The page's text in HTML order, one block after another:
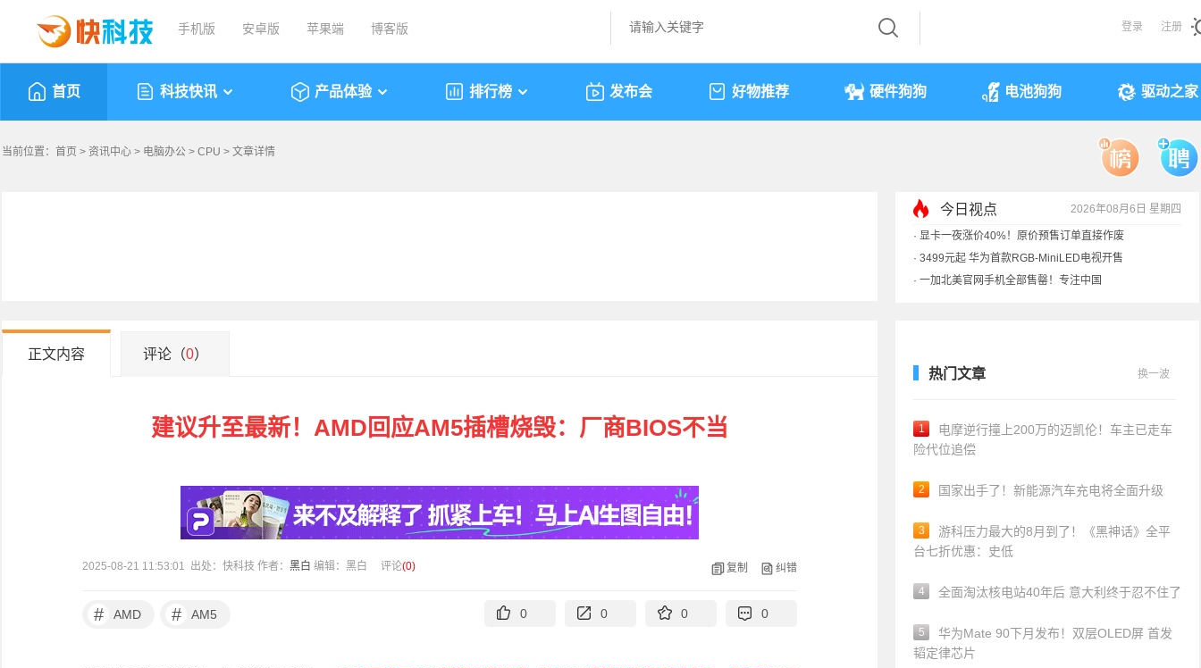
手机版 安卓版 苹果端 博客版 登录 注册
首页 科技快讯 产品体验 排行榜 发布会 好物推荐 硬件狗狗 电池狗狗 驱动之家
当前位置： 首页 > 资讯中心 > 电脑办公 > CPU > 文章详情
今日视点 2026年08月6日 星期四
· 显卡一夜涨价40%！原价预售订单直接作废
· 3499元起 华为首款RGB-MiniLED电视开售
· 一加北美官网手机全部售罄！专注中国
正文内容 评论（0）
建议升至最新！AMD回应AM5插槽烧毁：厂商BIOS不当
2025-08-21 11:53:01 出处：快科技 作者： 黑白 编辑：黑白 评论(0) 复制 纠错
# AMD # AM5 0 0 0 0
热门文章 换一波
1
电摩逆行撞上200万的迈凯伦！车主已走车
险代位追偿
2 国家出手了！新能源汽车充电将全面升级
3
游科压力最大的8月到了！《黑神话》全平
台七折优惠：史低
4 全面淘汰核电站40年后 意大利终于忍不住了
5
华为Mate 90下月发布！双层OLED屏 首发
韬定律芯片